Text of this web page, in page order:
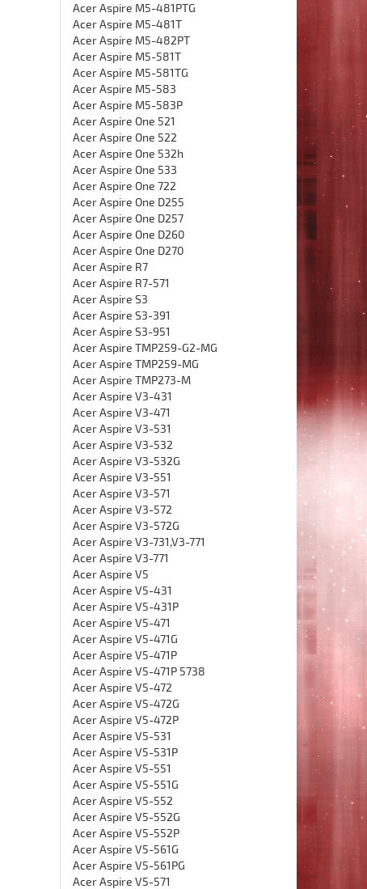
Acer Aspire M5-481PTG
Acer Aspire M5-481T
Acer Aspire M5-482PT
Acer Aspire M5-581T
Acer Aspire M5-581TG
Acer Aspire M5-583
Acer Aspire M5-583P
Acer Aspire One 521
Acer Aspire One 522
Acer Aspire One 532h
Acer Aspire One 533
Acer Aspire One 722
Acer Aspire One D255
Acer Aspire One D257
Acer Aspire One D260
Acer Aspire One D270
Acer Aspire R7
Acer Aspire R7-571
Acer Aspire S3
Acer Aspire S3-391
Acer Aspire S3-951
Acer Aspire TMP259-G2-MG
Acer Aspire TMP259-MG
Acer Aspire TMP273-M
Acer Aspire V3-431
Acer Aspire V3-471
Acer Aspire V3-531
Acer Aspire V3-532
Acer Aspire V3-532G
Acer Aspire V3-551
Acer Aspire V3-571
Acer Aspire V3-572
Acer Aspire V3-572G
Acer Aspire V3-731,V3-771
Acer Aspire V3-771
Acer Aspire V5
Acer Aspire V5-431
Acer Aspire V5-431P
Acer Aspire V5-471
Acer Aspire V5-471G
Acer Aspire V5-471P
Acer Aspire V5-471P 5738
Acer Aspire V5-472
Acer Aspire V5-472G
Acer Aspire V5-472P
Acer Aspire V5-531
Acer Aspire V5-531P
Acer Aspire V5-551
Acer Aspire V5-551G
Acer Aspire V5-552
Acer Aspire V5-552G
Acer Aspire V5-552P
Acer Aspire V5-561G
Acer Aspire V5-561PG
Acer Aspire V5-571